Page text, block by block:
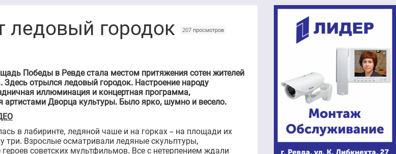
ледовый городок 207 просмотров
Победы в Ревде стала местом притяжения сотен жителей
Здесь отрылся ледовый городок. Настроение народу
иллюминация и концертная программа,
артистами Дворца культуры. Было ярко, шумно и весело.
в лабиринте, ледяной чаше и на горках – на площади их
три. Взрослые осматривали ледяные скульптуры,
советских мультфильмов. Все с нетерпением ждали